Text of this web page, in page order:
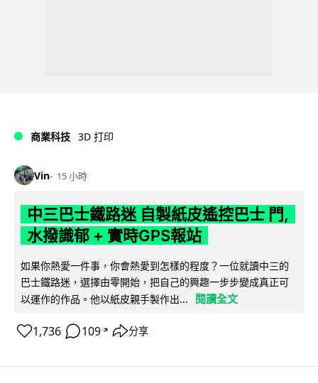
商業科技 3D 打印
Vin 15 小時
中三巴士鐵路迷 自製紙皮遙控巴士 門,
水撥識郁 + 實時GPS報站
如果你熱愛一件事，你會熱愛到怎樣的程度？一位就讀中三的
巴士鐵路迷，選擇由零開始，把自己的興趣一步步變成真正可
以運作的作品。他以紙皮親手製作出...
閱讀全文
1,736 109 ↗ 分享